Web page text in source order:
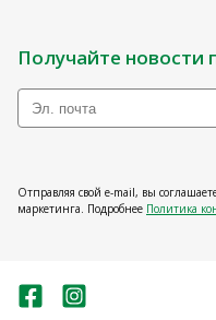
Получайте новости
Отправляя свой e-mail, вы
маркетинга. Подробнее Политика